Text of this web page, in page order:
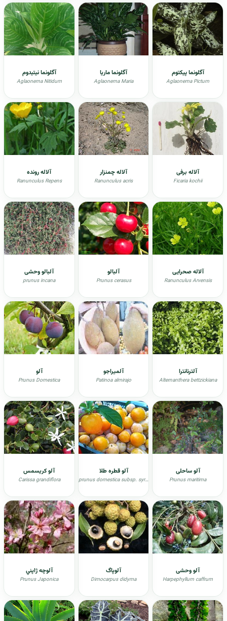
آگلونما پیکتوم
Aglaonema Pictum
آگلونما ماریا
Aglaonema Maria
آگلونما نیتیدوم
Aglaonema Nitidum
آلاله برفی
Ficaria kochii
آلاله چمنزار
Ranunculus acris
آلاله رونده
Ranunculus Repens
آلاله صحرایی
Ranunculus Arvensis
آلبالو
Prunus cerasus
آلبالو وحشی
prunus incana
آلترنانترا
Alternanthera bettzickiana
آلمیراجو
Patinoa almirajo
آلو
Prunus Domestica
آلو ساحلی
Prunus maritima
آلو قطره طلا
prunus domestica subsp. syriaca
آلو کریسمس
Carissa grandiflora
آلو وحشی
Harpephyllum caffrum
آلوپاگ
Dimocarpus didyma
آلوچه ژاپني
Prunus Japonica